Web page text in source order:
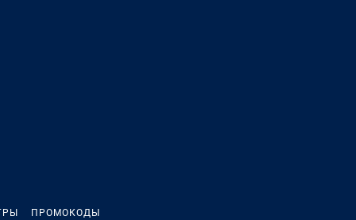
ПРОМОКОДЫ